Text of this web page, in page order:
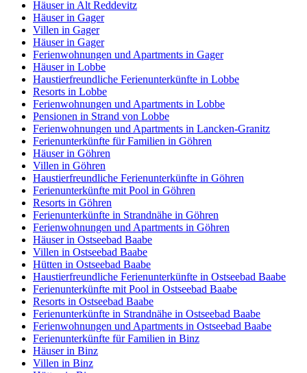
Häuser in Alt Reddevitz
Häuser in Gager
Villen in Gager
Häuser in Gager
Ferienwohnungen und Apartments in Gager
Häuser in Lobbe
Haustierfreundliche Ferienunterkünfte in Lobbe
Resorts in Lobbe
Ferienwohnungen und Apartments in Lobbe
Pensionen in Strand von Lobbe
Ferienwohnungen und Apartments in Lancken-Granitz
Ferienunterkünfte für Familien in Göhren
Häuser in Göhren
Villen in Göhren
Haustierfreundliche Ferienunterkünfte in Göhren
Ferienunterkünfte mit Pool in Göhren
Resorts in Göhren
Ferienunterkünfte in Strandnähe in Göhren
Ferienwohnungen und Apartments in Göhren
Häuser in Ostseebad Baabe
Villen in Ostseebad Baabe
Hütten in Ostseebad Baabe
Haustierfreundliche Ferienunterkünfte in Ostseebad Baabe
Ferienunterkünfte mit Pool in Ostseebad Baabe
Resorts in Ostseebad Baabe
Ferienunterkünfte in Strandnähe in Ostseebad Baabe
Ferienwohnungen und Apartments in Ostseebad Baabe
Ferienunterkünfte für Familien in Binz
Häuser in Binz
Villen in Binz